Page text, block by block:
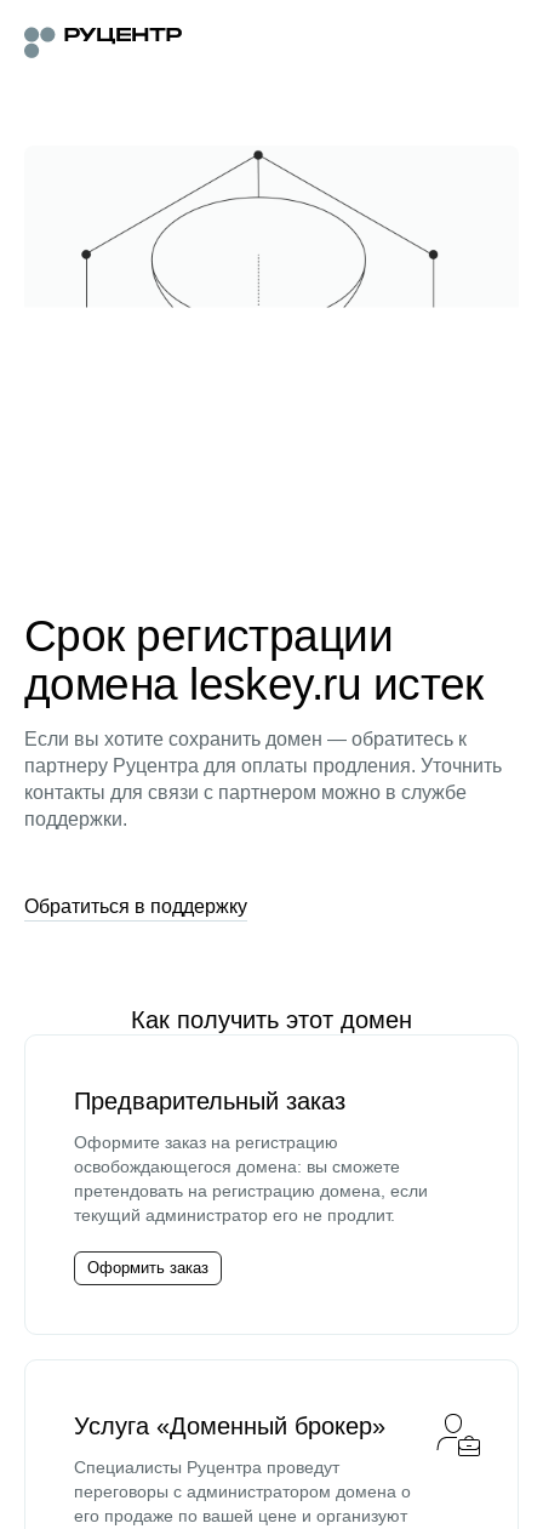
Срок регистрации
домена leskey.ru истек
Если вы хотите сохранить домен — обратитесь к
партнеру Руцентра для оплаты продления. Уточнить
контакты для связи с партнером можно в службе
поддержки.
Обратиться в поддержку
Как получить этот домен
Предварительный заказ
Оформите заказ на регистрацию
освобождающегося домена: вы сможете
претендовать на регистрацию домена, если
текущий администратор его не продлит.
Оформить заказ
Услуга «Доменный брокер»
Специалисты Руцентра проведут
переговоры с администратором домена о
его продаже по вашей цене и организуют